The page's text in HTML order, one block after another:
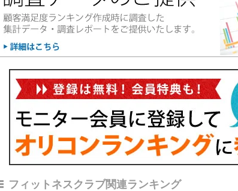
フィットネスクラブ関連ランキング